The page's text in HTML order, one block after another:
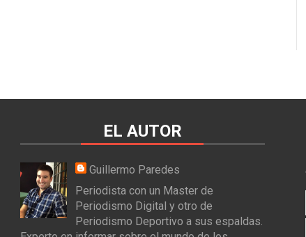
EL AUTOR
Guillermo Paredes
Periodista con un Master de
Periodismo Digital y otro de
Periodismo Deportivo a sus espaldas.